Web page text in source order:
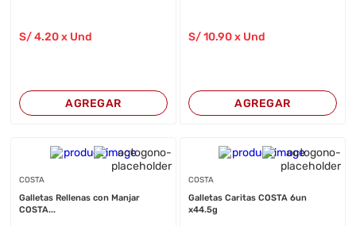
S/4.20 x Und
AGREGAR
S/10.90x Und
AGREGAR
COSTA
Galletas Rellenas con Manjar
COSTA...
COSTA
Galletas Caritas COSTA 6un
x44.5g